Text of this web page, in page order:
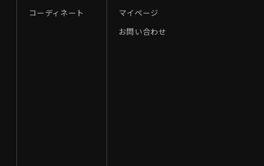
コーディネート
マイページ
お問い合わせ